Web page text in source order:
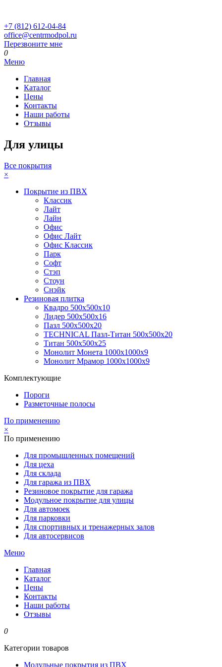
+7 (812) 612-04-84
office@centrmodpol.ru
Перезвоните мне
0
Меню
Главная
Каталог
Цены
Контакты
Наши работы
Отзывы
Для улицы
Все покрытия
×
Покрытие из ПВХ
Классик
Лайт
Лайн
Офис
Офис Лайт
Офис Классик
Парк
Софт
Стэп
Стоун
Снэйк
Резиновая плитка
Квадро 500х500х10
Лидер 500х500х16
Пазл 500х500х20
TECHNICAL Пазл-Титан 500х500х20
Титан 500х500х25
Монолит Монета 1000х1000х9
Монолит Мрамор 1000х1000х9
Комплектующие
Пороги
Разметочные полосы
По применению
×
По применению
Для промышленных помещений
Для цеха
Для склада
Для гаража из ПВХ
Резиновое покрытие для гаража
Модульное покрытие для улицы
Для автомоек
Для парковки
Для спортивных и тренажерных залов
Для автосервисов
Меню
Главная
Каталог
Цены
Контакты
Наши работы
Отзывы
0
Категории товаров
Модульные покрытия из ПВХ